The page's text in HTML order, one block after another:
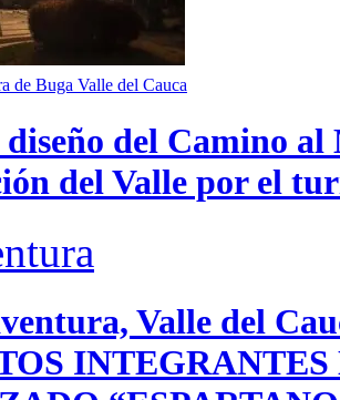
de Buga Valle del Cauca
del Camino
del Valle por el
Valle del